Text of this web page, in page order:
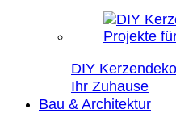
DIY
Ihr Zuhause
Bau & Architektur